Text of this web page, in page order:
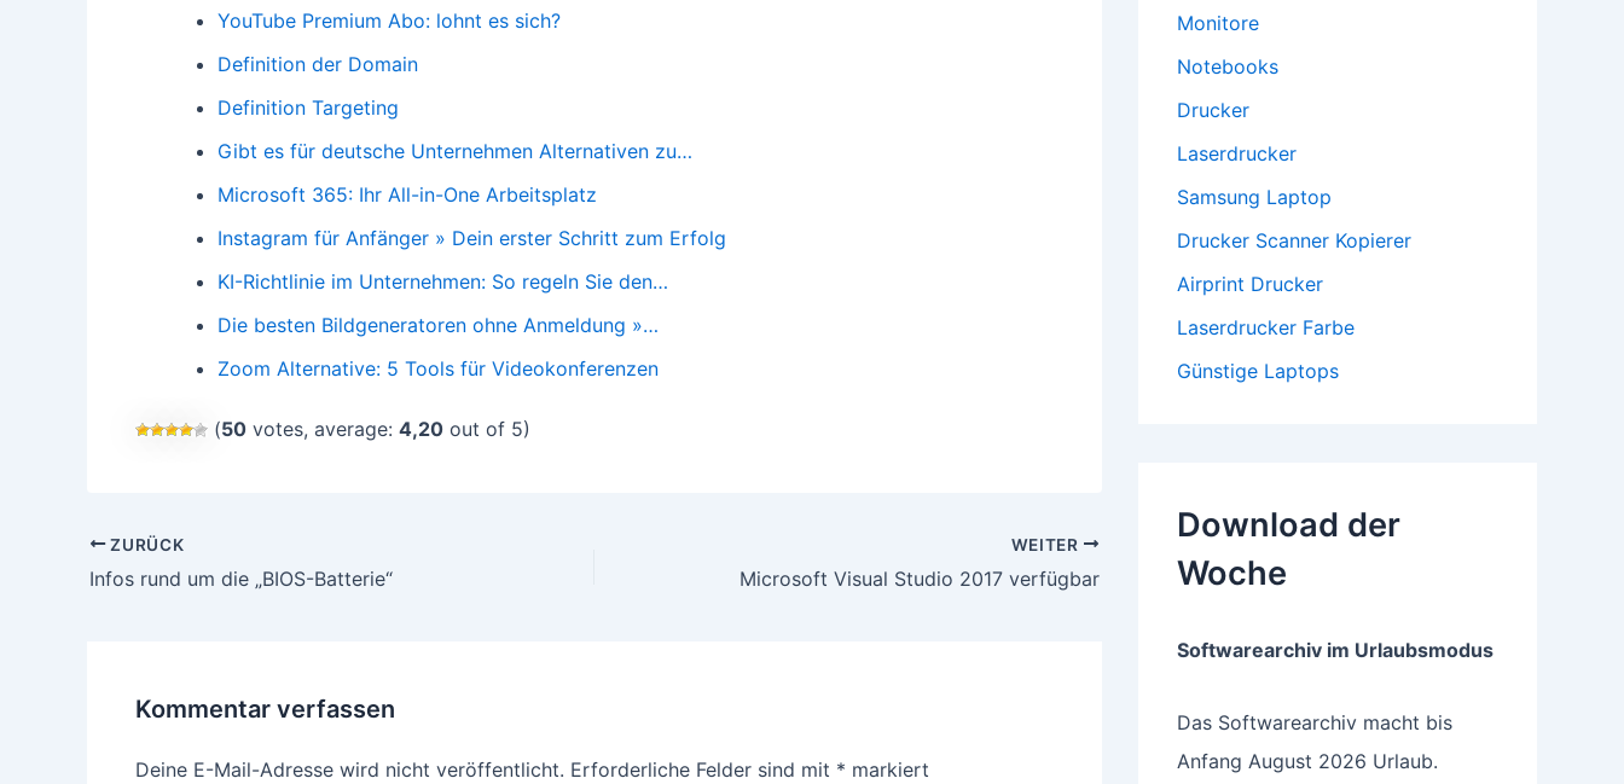
YouTube Premium Abo: lohnt es sich?
Definition der Domain
Definition Targeting
Gibt es für deutsche Unternehmen Alternativen zu…
Microsoft 365: Ihr All-in-One Arbeitsplatz
Instagram für Anfänger » Dein erster Schritt zum Erfolg
KI-Richtlinie im Unternehmen: So regeln Sie den…
Die besten Bildgeneratoren ohne Anmeldung »…
Zoom Alternative: 5 Tools für Videokonferenzen
(50 votes, average: 4,20 out of 5)
Beitragsnavigation
ZURÜCK
Infos rund um die „BIOS-Batterie“
WEITER
Microsoft Visual Studio 2017 verfügbar
Kommentar verfassen
Deine E-Mail-Adresse wird nicht veröffentlicht. Erforderliche Felder sind mit * markiert
Monitore
Notebooks
Drucker
Laserdrucker
Samsung Laptop
Drucker Scanner Kopierer
Airprint Drucker
Laserdrucker Farbe
Günstige Laptops
Download der
Woche
Softwarearchiv im Urlaubsmodus
Das Softwarearchiv macht bis
Anfang August 2026 Urlaub.